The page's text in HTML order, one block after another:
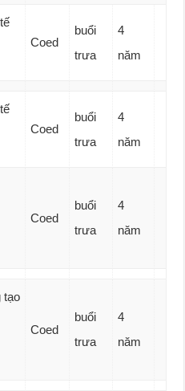
Coed
buổi
trưa
4
năm
Coed
buổi
trưa
4
năm
Coed
buổi
trưa
4
năm
tạo
Coed
buổi
trưa
4
năm